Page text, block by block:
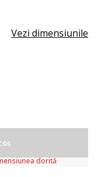
Vezi dimensiunile
dorită